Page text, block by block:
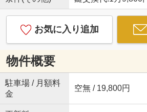
お気に入り追加
物件概要
駐車場 / 月額料
金
空無 / 19,800円